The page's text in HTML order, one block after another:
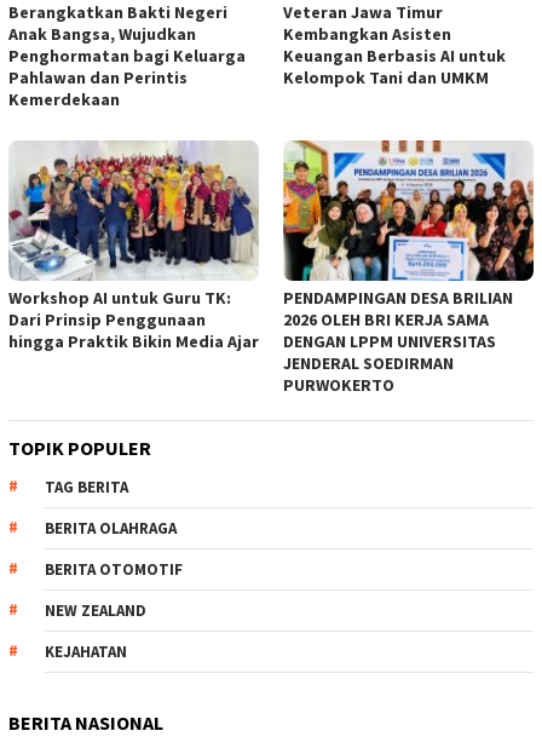
Berangkatkan Bakti Negeri
Anak Bangsa, Wujudkan
Penghormatan bagi Keluarga
Pahlawan dan Perintis
Kemerdekaan
Veteran Jawa Timur
Kembangkan Asisten
Keuangan Berbasis AI untuk
Kelompok Tani dan UMKM
Workshop AI untuk Guru TK:
Dari Prinsip Penggunaan
hingga Praktik Bikin Media Ajar
PENDAMPINGAN DESA BRILIAN
2026 OLEH BRI KERJA SAMA
DENGAN LPPM UNIVERSITAS
JENDERAL SOEDIRMAN
PURWOKERTO
TOPIK POPULER
TAG BERITA
BERITA OLAHRAGA
BERITA OTOMOTIF
NEW ZEALAND
KEJAHATAN
BERITA NASIONAL